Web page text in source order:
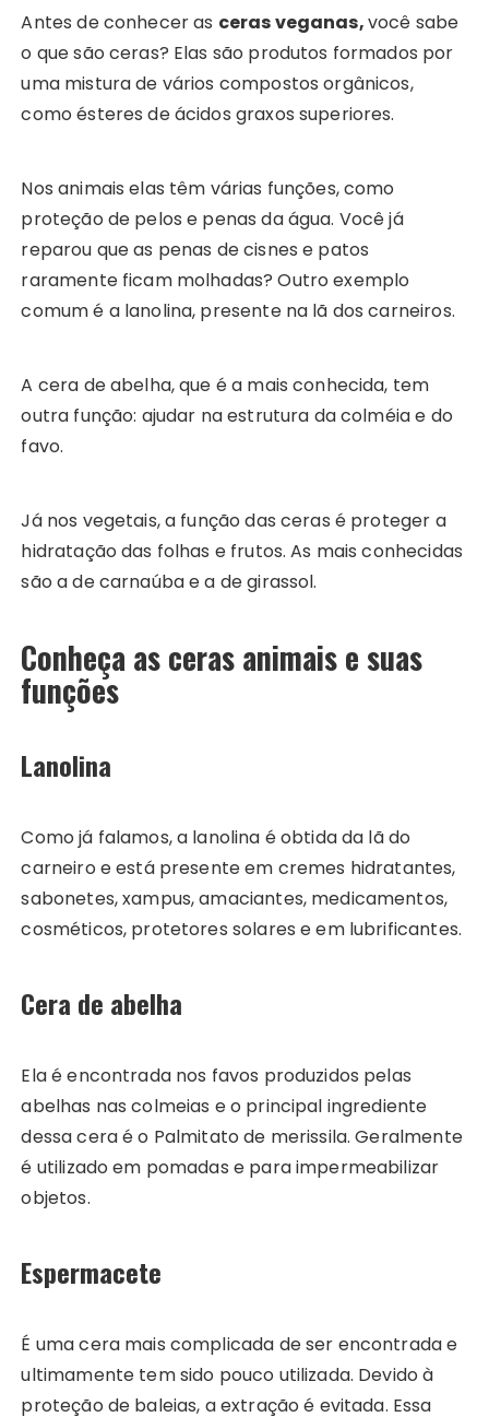
Antes de conhecer as ceras veganas,você sabe
o que são ceras? Elas são produtos formados por
uma mistura de vários compostos orgânicos,
como ésteres de ácidos graxos superiores.
Nos animais elas têm várias funções, como
proteção de pelos e penas da água. Você já
reparou que as penas de cisnes e patos
raramente ficam molhadas? Outro exemplo
comum é a lanolina, presente na lã dos carneiros.
A cera de abelha, que é a mais conhecida, tem
outra função: ajudar na estrutura da colméia e do
favo.
Já nos vegetais, a função das ceras é proteger a
hidratação das folhas e frutos. As mais conhecidas
são a de carnaúba e a de girassol.
Conheça as ceras animais e suas
funções
Lanolina
Como já falamos, a lanolina é obtida da lã do
carneiro e está presente em cremes hidratantes,
sabonetes, xampus, amaciantes, medicamentos,
cosméticos, protetores solares e em lubrificantes.
Cera de abelha
Ela é encontrada nos favos produzidos pelas
abelhas nas colmeias e o principal ingrediente
dessa cera é o Palmitato de merissila. Geralmente
é utilizado em pomadas e para impermeabilizar
objetos.
Espermacete
É uma cera mais complicada de ser encontrada e
ultimamente tem sido pouco utilizada. Devido à
proteção de baleias, a extração é evitada. Essa